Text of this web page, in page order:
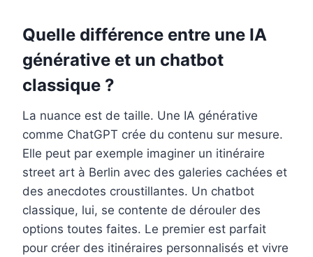
Quelle différence entre une IA
générative et un chatbot
classique ?
La nuance est de taille. Une IA générative
comme ChatGPT crée du contenu sur mesure.
Elle peut par exemple imaginer un itinéraire
street art à Berlin avec des galeries cachées et
des anecdotes croustillantes. Un chatbot
classique, lui, se contente de dérouler des
options toutes faites. Le premier est parfait
pour créer des itinéraires personnalisés et vivre